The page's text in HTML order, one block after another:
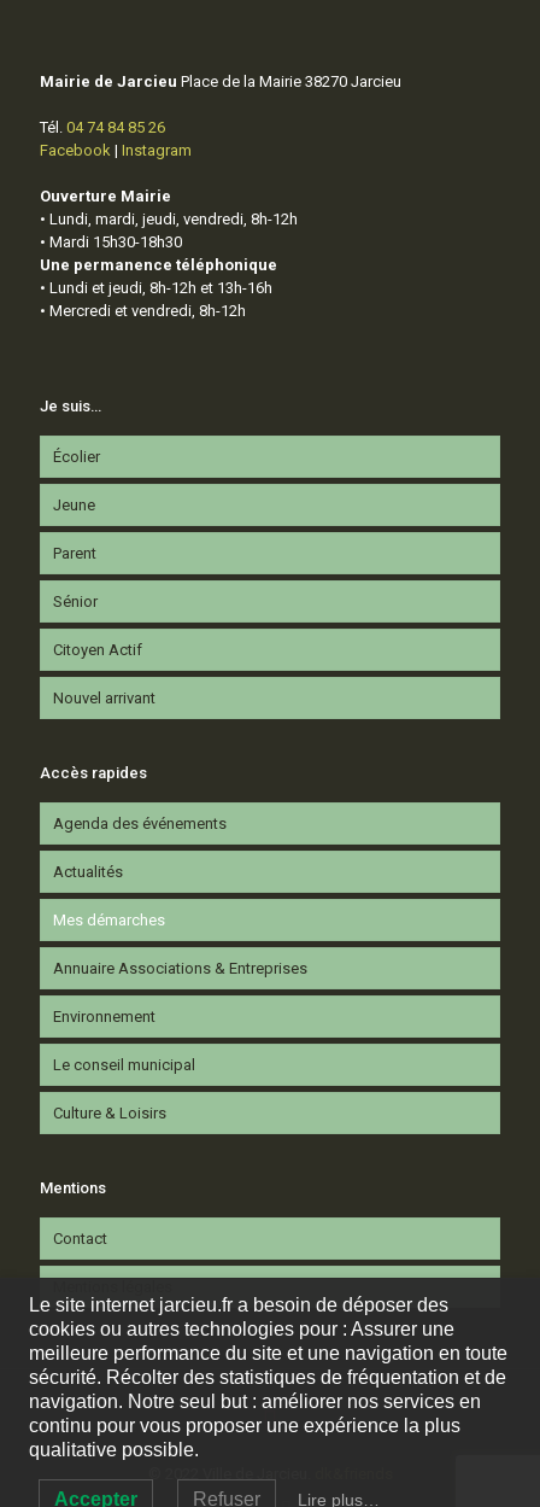
Mairie de Jarcieu Place de la Mairie 38270 Jarcieu
Tél. 04 74 84 85 26
Facebook | Instagram
Ouverture Mairie
• Lundi, mardi, jeudi, vendredi, 8h-12h
• Mardi 15h30-18h30
Une permanence téléphonique
• Lundi et jeudi, 8h-12h et 13h-16h
• Mercredi et vendredi, 8h-12h
Je suis…
Écolier
Jeune
Parent
Sénior
Citoyen Actif
Nouvel arrivant
Accès rapides
Agenda des événements
Actualités
Mes démarches
Annuaire Associations & Entreprises
Environnement
Le conseil municipal
Culture & Loisirs
Mentions
Contact
Le site internet jarcieu.fr a besoin de déposer des
cookies ou autres technologies pour : Assurer une
meilleure performance du site et une navigation en toute
sécurité. Récolter des statistiques de fréquentation et de
navigation. Notre seul but : améliorer nos services en
continu pour vous proposer une expérience la plus
qualitative possible.
Accepter Refuser Lire plus…